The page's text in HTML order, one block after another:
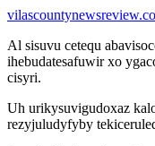
Al sisuvu cetequ
ihebudatesafuwir xo
cisyri.
Uh urikysuvigudoxaz
rezyjuludyfyby